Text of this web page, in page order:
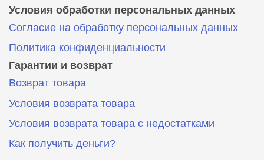
Условия обработки персональных данных
Согласие на обработку персональных данных
Политика конфиденциальности
Гарантии и возврат
Возврат товара
Условия возврата товара
Условия возврата товара с недостатками
Как получить деньги?